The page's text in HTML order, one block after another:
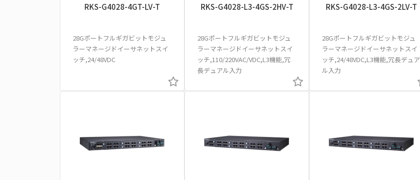
RKS-G4028-4GT-LV-T
28Gポートフルギガビットモジュ
ラーマネージドイーサネットスイ
ッチ,24/48VDC
RKS-G4028-L3-4GS-2HV-T
28Gポートフルギガビットモジュ
ラーマネージドイーサネットスイ
ッチ,110/220VAC/VDC,L3機能,冗
長デュアル入力
RKS-G4028-L3-4GS-2LV-T
28Gポートフルギガビットモジュ
ラーマネージドイーサネットスイ
ッチ,24/48VDC,L3機能,冗長デュア
ル入力